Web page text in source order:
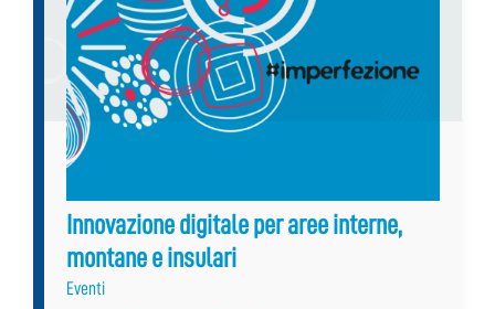
Innovazione digitale per aree interne,
montane e insulari
Eventi